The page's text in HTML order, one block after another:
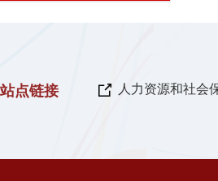
站点链接 人力资源和社会